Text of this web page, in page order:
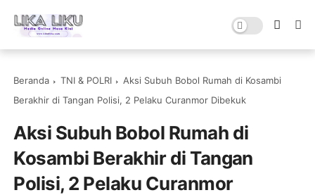
Beranda TNI & POLRI
Aksi Subuh Bobol Rumah di Kosambi
Berakhir di Tangan Polisi, 2 Pelaku Curanmor Dibekuk
Aksi Subuh Bobol Rumah di
Kosambi Berakhir di Tangan
Polisi, 2 Pelaku Curanmor